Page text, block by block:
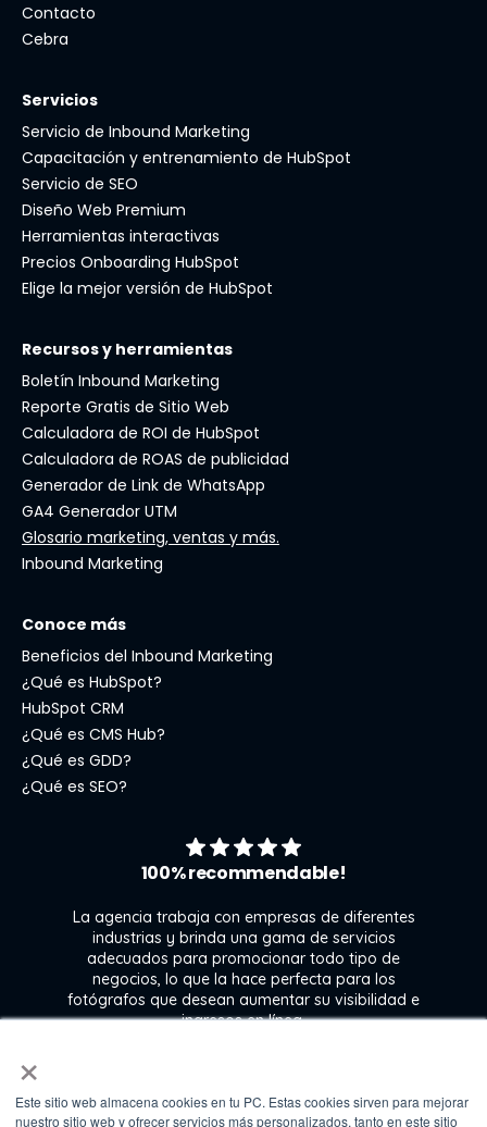
×
Este sitio web almacena cookies en tu PC. Estas cookies sirven para mejorar
nuestro sitio web y ofrecer servicios más personalizados, tanto en este sitio
Contacto
Cebra
Servicios
Servicio de Inbound Marketing
Capacitación y entrenamiento de HubSpot
Servicio de SEO
Diseño Web Premium
Herramientas interactivas
Precios Onboarding HubSpot
Elige la mejor versión de HubSpot
Recursos y herramientas
Boletín Inbound Marketing
Reporte Gratis de Sitio Web
Calculadora de ROI de HubSpot
Calculadora de ROAS de publicidad
Generador de Link de WhatsApp
GA4 Generador UTM
Glosario marketing, ventas y más.
Inbound Marketing
Conoce más
Beneficios del Inbound Marketing
¿Qué es HubSpot?
HubSpot CRM
¿Qué es CMS Hub?
¿Qué es GDD?
¿Qué es SEO?
100% recommendable!
La agencia trabaja con empresas de diferentes
industrias y brinda una gama de servicios
adecuados para promocionar todo tipo de
negocios, lo que la hace perfecta para los
fotógrafos que desean aumentar su visibilidad e
ingresos en línea.
Kate Gross